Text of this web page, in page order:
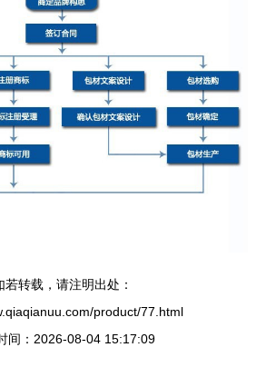
若转载，请注明出处：
product/77.html
间：2026-08-04 15:17:09